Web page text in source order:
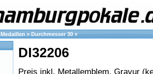
Medaillen » Durchmesser 30 »
DI32206
Preis inkl. Metallemblem, Gravur